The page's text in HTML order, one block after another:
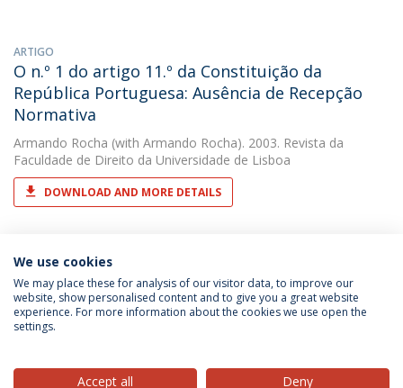
ARTIGO
O n.º 1 do artigo 11.º da Constituição da
República Portuguesa: Ausência de Recepção
Normativa
Armando Rocha (with Armando Rocha). 2003. Revista da
Faculdade de Direito da Universidade de Lisboa
DOWNLOAD AND MORE DETAILS
Política de Privacidade
Termos & Condições
We use cookies
We may place these for analysis of our visitor data, to improve our
website, show personalised content and to give you a great website
experience. For more information about the cookies we use open the
settings.
Accept all Deny